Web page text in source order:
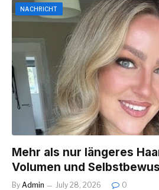
NACHRICHT
Mehr als nur längeres
Volumen und
By Admin July 28, 2026 0